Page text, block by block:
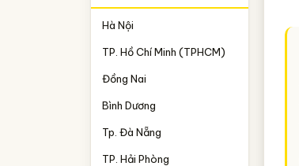
Hà Nội
TP. Hồ Chí Minh (TPHCM)
Đồng Nai
Bình Dương
Tp. Đà Nẵng
TP. Hải Phòng